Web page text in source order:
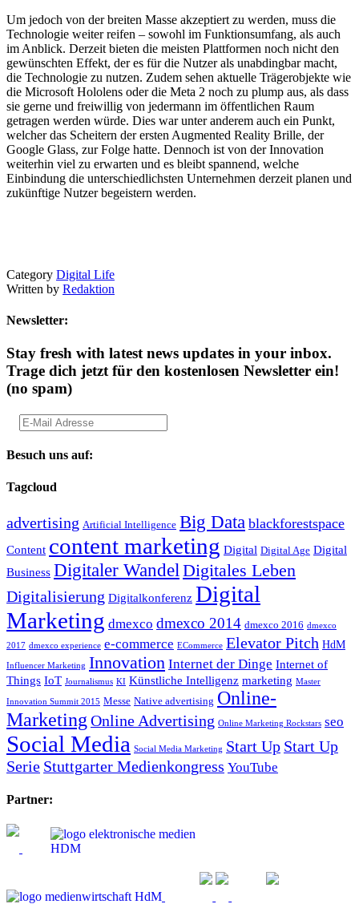
Um jedoch von der breiten Masse akzeptiert zu werden, muss die
Technologie weiter reifen – sowohl im Funktionsumfang, als auch
im Anblick. Derzeit bieten die meisten Plattformen noch nicht den
gewünschten Effekt, der es für die Nutzer als unabdingbar macht,
die Technologie zu nutzen. Zudem sehen aktuelle Trägerobjekte wie
die Microsoft Hololens oder die Meta 2 noch zu plump aus, als dass
sie gerne und freiwillig von jedermann im öffentlichen Raum
getragen werden würde. Dies war unter anderem auch ein Punkt,
welcher das Scheitern der ersten Augmented Reality Brille, der
Google Glass, zur Folge hatte. Dennoch ist von der Innovation
weiterhin viel zu erwarten und es bleibt spannend, welche
Einbindung die unterschiedlichsten Unternehmen derzeit planen und
zukünftige Nutzer begeistern werden.
Category Digital Life
Written by Redaktion
Newsletter:
Stay fresh with latest news updates in your inbox.
Trage dich jetzt für den kostenlosen Newsletter ein!
(no spam)
Besuch uns auf:
Tagcloud
advertising Artificial Intelligence Big Data blackforestspace
Content content marketing Digital Digital Age Digital
Business Digitaler Wandel Digitales Leben
Digitalisierung Digitalkonferenz Digital
Marketing dmexco dmexco 2014 dmexco 2016 dmexco
2017 dmexco experience e-commerce ECommerce Elevator Pitch HdM
Influencer Marketing Innovation Internet der Dinge Internet of
Things IoT Journalismus KI Künstliche Intelligenz marketing Master
Innovation Summit 2015 Messe Native advertising Online-
Marketing Online Advertising Online Marketing Rockstars seo
Social Media Social Media Marketing Start Up Start Up
Serie Stuttgarter Medienkongress YouTube
Partner: